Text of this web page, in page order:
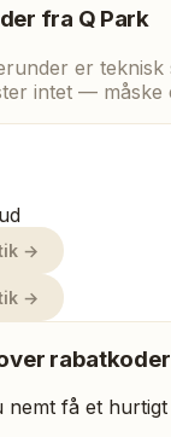
fra Q Park
er
intet — måske
→
→
nemt få et